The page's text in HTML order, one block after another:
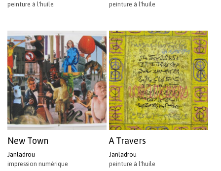
peinture à l'huile
peinture à l'huile
New Town
Janladrou
impression numérique
A Travers
Janladrou
peinture à l'huile